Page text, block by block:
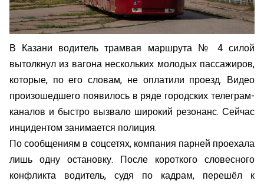
В Казани водитель трамвая маршрута № 4 силой
вытолкнул из вагона нескольких молодых пассажиров,
которые, по его словам, не оплатили проезд. Видео
произошедшего появилось в ряде городских телеграм-
каналов и быстро вызвало широкий резонанс. Сейчас
инцидентом занимается полиция.
По сообщениям в соцсетях, компания парней проехала
лишь одну остановку. После короткого словесного
конфликта водитель, судя по кадрам, перешёл к